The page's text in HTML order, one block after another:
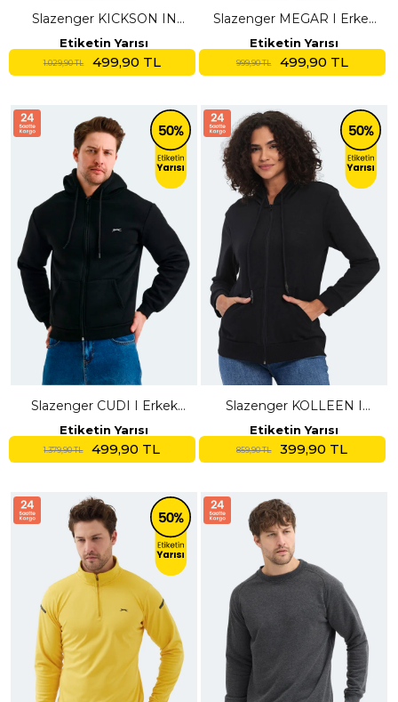
Slazenger KICKSON IN
Erkek Kapüşonlu Cepli Bej
Sweatshırt
Etiketin Yarısı
1.029,90 TL 499,90 TL
Slazenger MEGAR I Erkek
Indigo Sweatshırt
Etiketin Yarısı
999,90 TL 499,90 TL
Slazenger CUDI I Erkek
Fermuarlı Kapüşonlu Cepli
Siyah Sweatshırt
Etiketin Yarısı
1.379,90 TL 499,90 TL
Slazenger KOLLEEN I
Kadın Fermuarlı Kapüşonlu
Cepli Siyah Sweatshırt
Etiketin Yarısı
859,90 TL 399,90 TL